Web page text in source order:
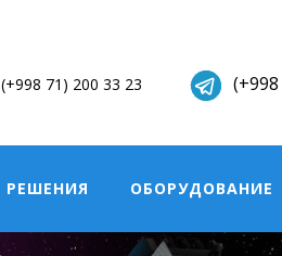
(+998 71) 200 33 23
РЕШЕНИЯ ОБОРУДОВАНИЕ